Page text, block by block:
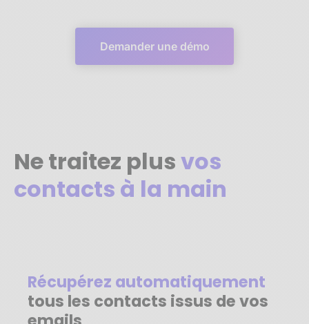
Demander une démo
Ne traitez plusvos
contacts à la main
Récupérez automatiquement
tous les contacts issus de vos